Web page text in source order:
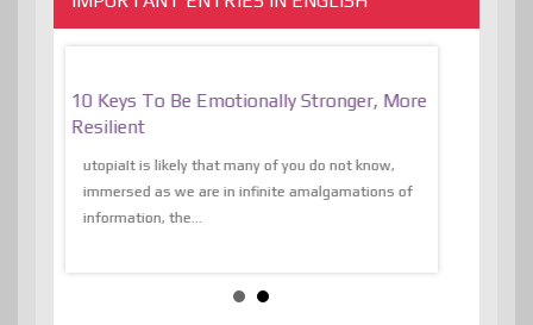
10 Keys To Be Emotionally Stronger, More
Resilient
utopiaIt is likely that many of you do not know,
immersed as we are in infinite amalgamations of
information, the...